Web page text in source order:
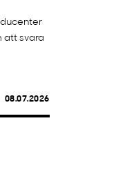
att svara
08.07.2026